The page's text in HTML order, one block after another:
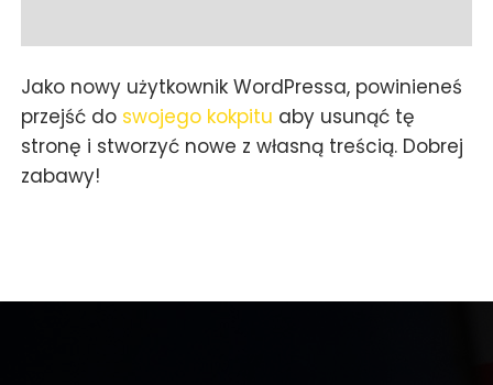
Jako nowy użytkownik WordPressa, powinieneś
przejść do swojego kokpitu aby usunąć tę
stronę i stworzyć nowe z własną treścią. Dobrej
zabawy!